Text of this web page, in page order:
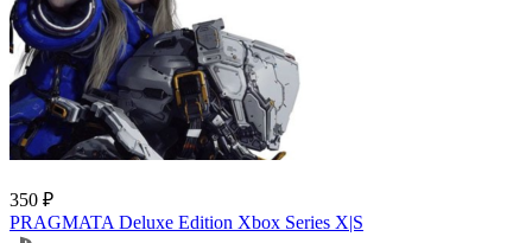
350 ₽
PRAGMATA Deluxe Edition Xbox Series X|S